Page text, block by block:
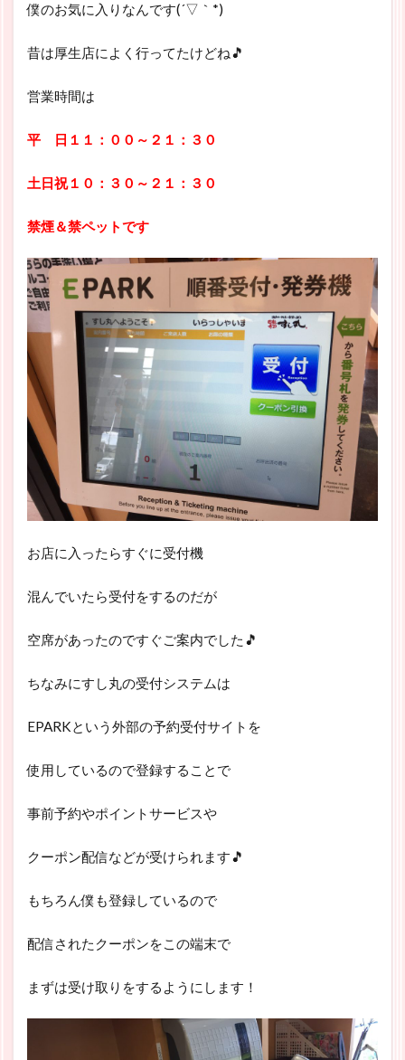
僕のお気に入りなんです(´▽｀*)
昔は厚生店によく行ってたけどね🎵
営業時間は
平 日１１：００～２１：３０
土日祝１０：３０～２１：３０
禁煙＆禁ペットです
お店に入ったらすぐに受付機
混んでいたら受付をするのだが
空席があったのですぐご案内でした🎵
ちなみにすし丸の受付システムは
EPARKという外部の予約受付サイトを
使用しているので登録することで
事前予約やポイントサービスや
クーポン配信などが受けられます🎵
もちろん僕も登録しているので
配信されたクーポンをこの端末で
まずは受け取りをするようにします！